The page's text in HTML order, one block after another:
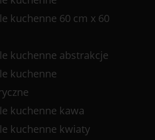
kuchenne 60 cm x 60
kuchenne abstrakcje
kuchenne
kuchenne kawa
kuchenne kwiaty